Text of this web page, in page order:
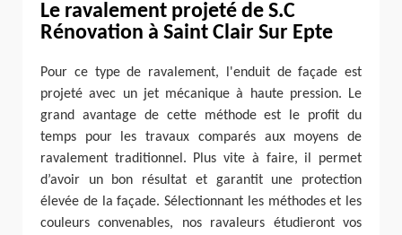
Le ravalement projeté de S.C
Rénovation à Saint Clair Sur Epte
Pour ce type de ravalement, l'enduit de façade est
projeté avec un jet mécanique à haute pression. Le
grand avantage de cette méthode est le profit du
temps pour les travaux comparés aux moyens de
ravalement traditionnel. Plus vite à faire, il permet
d’avoir un bon résultat et garantit une protection
élevée de la façade. Sélectionnant les méthodes et les
couleurs convenables, nos ravaleurs étudieront vos